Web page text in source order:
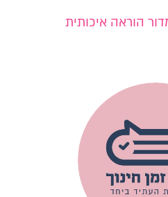
הוראה איכותית